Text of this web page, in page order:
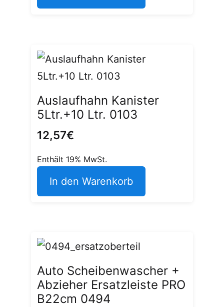
Auslaufhahn Kanister
5Ltr.+10 Ltr. 0103
12,57€
Enthält 19% MwSt.
In den Warenkorb
Auto Scheibenwascher +
Abzieher Ersatzleiste PRO
B22cm 0494